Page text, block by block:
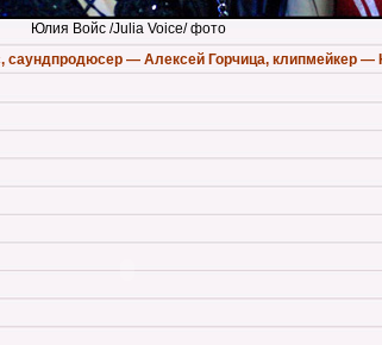
Юлия Войс /Julia Voice/ фото
— Алексей Горчица, клипмейкер —